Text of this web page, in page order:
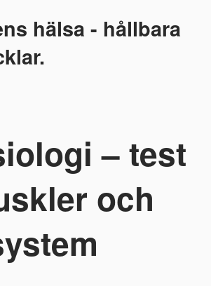
hälsa - hållbara
– test
och